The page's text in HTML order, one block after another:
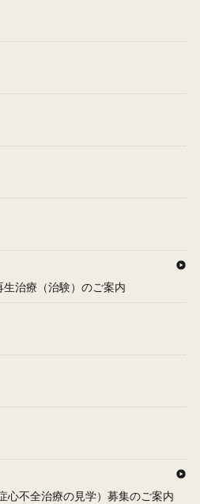
治療（治験）のご案内
心不全治療の見学）募集のご案内